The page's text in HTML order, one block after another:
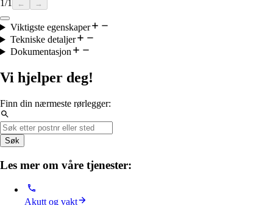
1/1 ← →
Viktigste egenskaper
Tekniske detaljer
Dokumentasjon
Vi hjelper deg!
Finn din nærmeste rørlegger:
Søk
Les mer om våre tjenester:
Akutt og vakt